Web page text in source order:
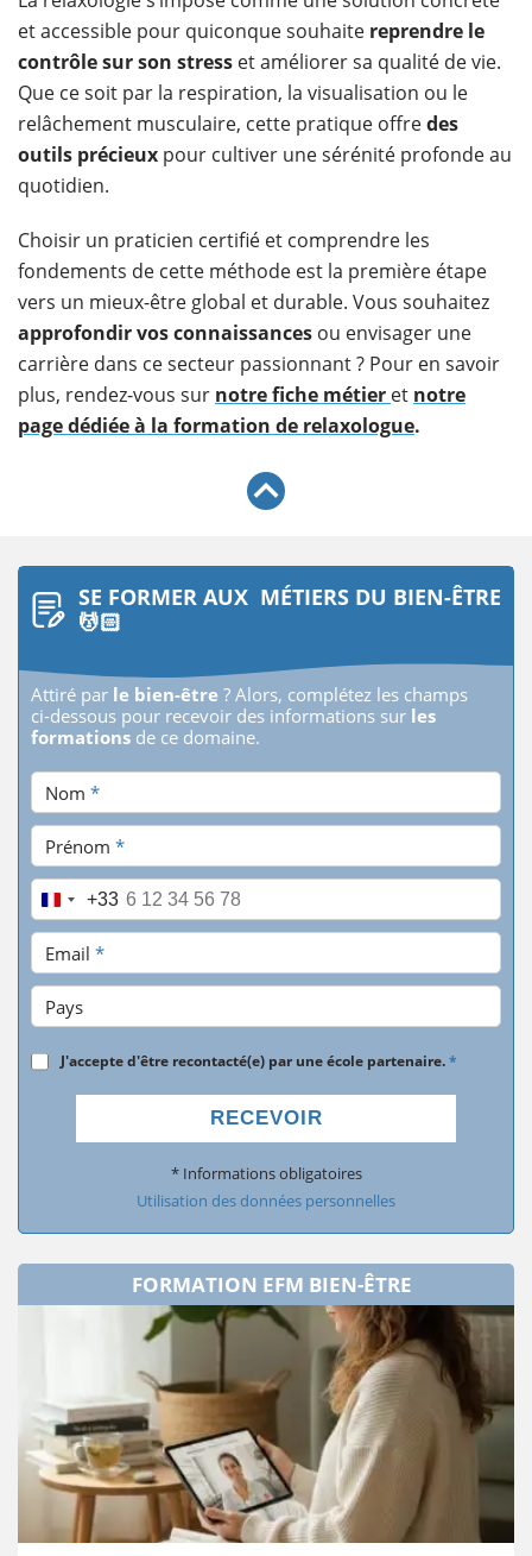
et accessible pour quiconque souhaite reprendre le
contrôle sur son stress et améliorer sa qualité de vie.
Que ce soit par la respiration, la visualisation ou le
relâchement musculaire, cette pratique offredes
outils précieux pour cultiver une sérénité profonde au
quotidien.
Choisir un praticien certifié et comprendre les
fondements de cette méthode est la première étape
vers un mieux-être global et durable. Vous souhaitez
approfondir vos connaissances ou envisager une
carrière dans ce secteur passionnant ? Pour en savoir
plus, rendez-vous sur notre fiche métier et notre
page dédiée à la formation de relaxologue.
SE FORMER AUX MÉTIERS DU BIEN-ÊTRE
💆🏻
Attiré par le bien-être ? Alors, complétez les champs
ci-dessous pour recevoir des informations sur les
formations de ce domaine.
Nom *
Prénom *
Téléphone *
+33
Email *
Pays
J'accepte d'être recontacté(e) par une école partenaire.*
RECEVOIR
* Informations obligatoires
Utilisation des données personnelles
FORMATION EFM BIEN-ÊTRE